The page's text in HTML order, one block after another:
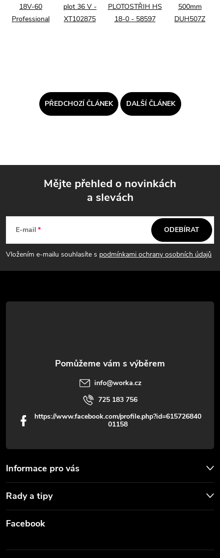
18V-60
Professional
plot 36 V -
XT102875
PLOTOSTŘIH HS
18-0 - 58597
500mm
DUH507Z
PŘEDCHOZÍ ČLÁNEK DALŠÍ ČLÁNEK
p
t
Mějte přehled o novinkách
a slevách
E-mail
Vložením e-mailu souhlasíte s podmínkami ochrany osobních údajů
ODEBÍRAT
Informace pro vás
Rady a tipy
info@worka.cz
725 183 756
https://www.facebook.com/profile.php?id=615726840
01158
Facebook